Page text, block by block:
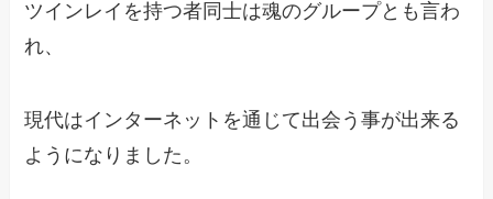
ツインレイを持つ者同士は魂のグループとも言わ
れ、
現代はインターネットを通じて出会う事が出来る
ようになりました。